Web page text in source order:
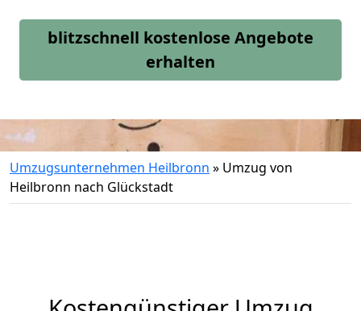
blitzschnell kostenlose Angebote
erhalten
Umzugsunternehmen Heilbronn » Umzug von
Heilbronn nach Glückstadt